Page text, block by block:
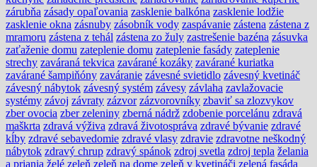
zárubňa zásady opaľovania zasklenie balkóna zasklenie lodžie
zasklenie okna zásnuby zásobník vody zaspávanie zástena zástena z
mramoru zástena z tehál zástena zo žuly zastrešenie bazéna zásuvka
zaťaženie domu zateplenie domu zateplenie fasády zateplenie
strechy zaváraná tekvica zavárané kozáky zavárané kuriatka
zavárané šampiňóny zaváranie závesné svietidlo závesný kvetináč
závesný nábytok závesný systém závesy závlaha zavlažovacie
systémy závoj závraty zázvor zázvorovníky zbaviť sa zlozvykov
zber ovocia zber zeleniny zberná nádrž zdobenie porcelánu zdravá
maškrta zdravá výživa zdravá životospráva zdravé bývanie zdravé
kĺby zdravé sebavedomie zdravé vlasy zdravie zdravotne neškodný
nábytok zdravý chrup zdravý spánok zdroj svetla zdroj tepla želania
a priania želé zeleň zeleň na dome zeleň v kvetináči zelená fasáda